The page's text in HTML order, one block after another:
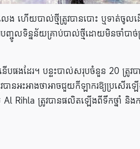
ហើយបាល់ថ្មីត្រូវបានបោះ ឬទាត់ចូលដ
ញ្ចូលទិន្នន័យគ្រាប់បាល់ថ្មីដោយមិនចាំបាច់
ផងដែរ។ បន្ទះបាល់សរុបចំនួន 20 ត្រូវប
អះអាងថាអាចជួយកីឡាករឱ្យប្រសើរឡ
Al Rihla ត្រូវបានផលិតឡើងពីទឹកថ្នាំ និងក